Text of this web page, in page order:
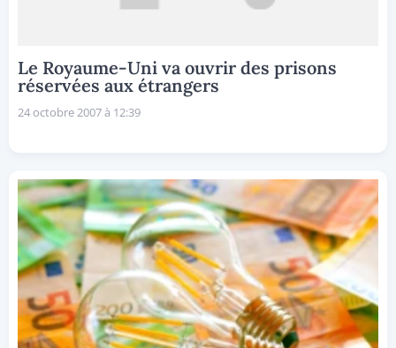
Le Royaume-Uni va ouvrir des prisons
réservées aux étrangers
24 octobre 2007 à 12:39